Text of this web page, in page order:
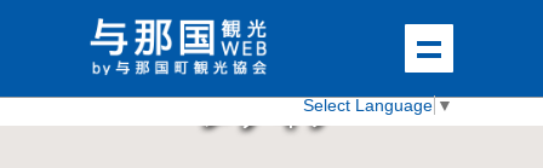
Select Language ▼
メディア